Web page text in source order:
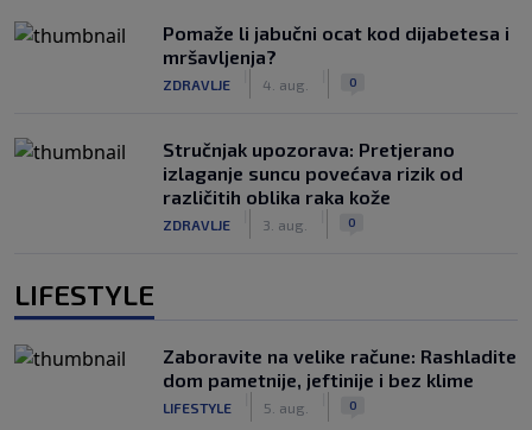
Pomaže li jabučni ocat kod dijabetesa i
mršavljenja?
ZDRAVLJE 4. aug. 0
Stručnjak upozorava: Pretjerano
izlaganje suncu povećava rizik od
različitih oblika raka kože
ZDRAVLJE 3. aug. 0
LIFESTYLE
Zaboravite na velike račune: Rashladite
dom pametnije, jeftinije i bez klime
LIFESTYLE 5. aug. 0